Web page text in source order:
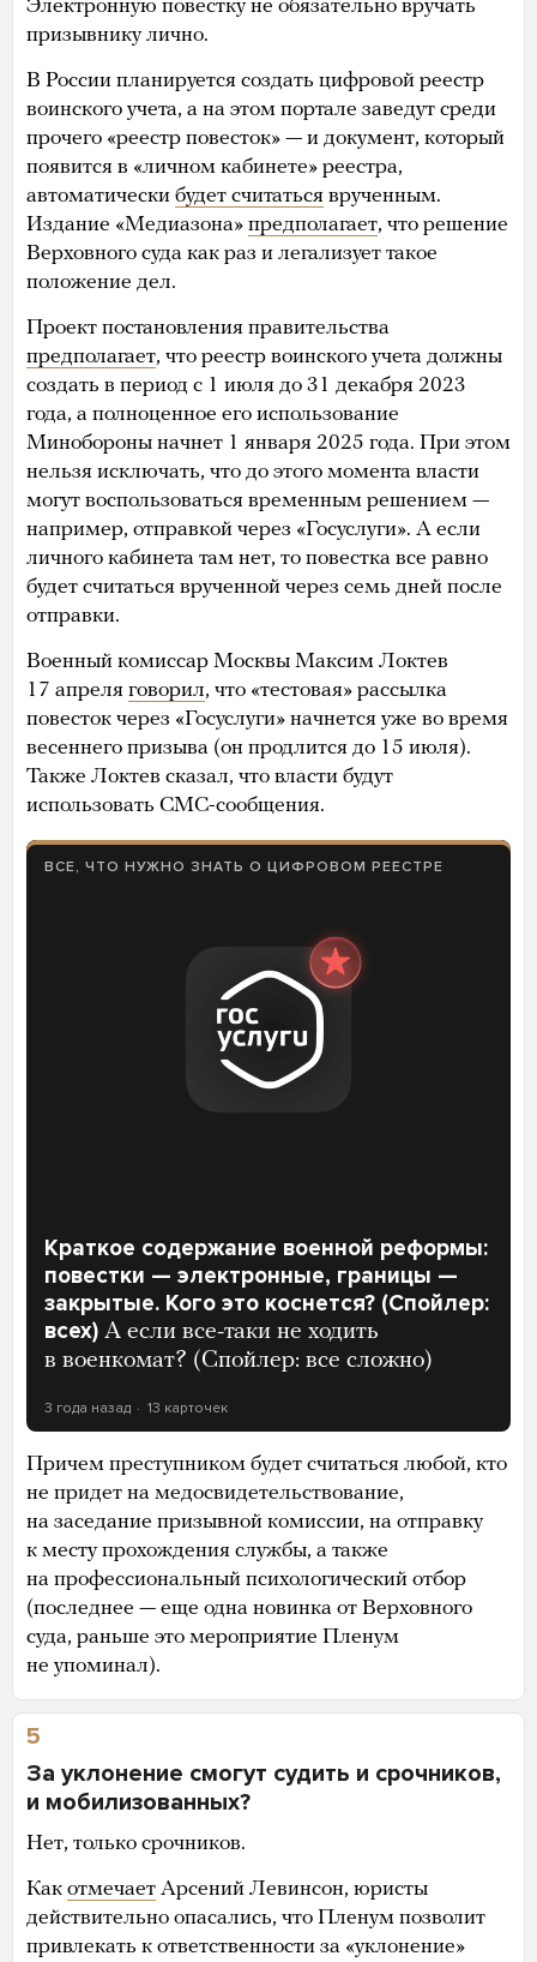
Электронную повестку не обязательно вручать
призывнику лично.
В России планируется создать цифровой реестр
воинского учета, а на этом портале заведут среди
прочего «реестр повесток» — и документ, который
появится в «личном кабинете» реестра,
автоматически будет считаться врученным.
Издание «Медиазона» предполагает, что решение
Верховного суда как раз и легализует такое
положение дел.
Проект постановления правительства
предполагает, что реестр воинского учета должны
создать в период с 1 июля до 31 декабря 2023
года, а полноценное его использование
Минобороны начнет 1 января 2025 года. При этом
нельзя исключать, что до этого момента власти
могут воспользоваться временным решением —
например, отправкой через «Госуслуги». А если
личного кабинета там нет, то повестка все равно
будет считаться врученной через семь дней после
отправки.
Военный комиссар Москвы Максим Локтев
17 апреля говорил, что «тестовая» рассылка
повесток через «Госуслуги» начнется уже во время
весеннего призыва (он продлится до 15 июля).
Также Локтев сказал, что власти будут
использовать СМС-сообщения.
ВСЕ, ЧТО НУЖНО ЗНАТЬ О ЦИФРОВОМ РЕЕСТРЕ
Краткое содержание военной реформы:
повестки — электронные, границы —
закрытые. Кого это коснется? (Спойлер:
всех) А если все-таки не ходить
в военкомат? (Спойлер: все сложно)
3 года назад 13 карточек
Причем преступником будет считаться любой, кто
не придет на медосвидетельствование,
на заседание призывной комиссии, на отправку
к месту прохождения службы, а также
на профессиональный психологический отбор
(последнее — еще одна новинка от Верховного
суда, раньше это мероприятие Пленум
не упоминал).
5
За уклонение смогут судить и срочников,
и мобилизованных?
Нет, только срочников.
Как отмечает Арсений Левинсон, юристы
действительно опасались, что Пленум позволит
привлекать к ответственности за «уклонение»